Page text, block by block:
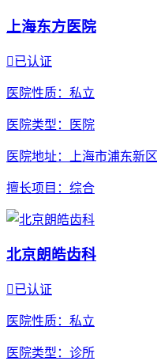
上海东方医院
已认证
医院性质：私立
医院类型 ：医院
医院地址：上海市浦东新
擅长项目 ：综合
北京朗皓齿科
已认证
医院性质：私立
医院类型 ：诊所